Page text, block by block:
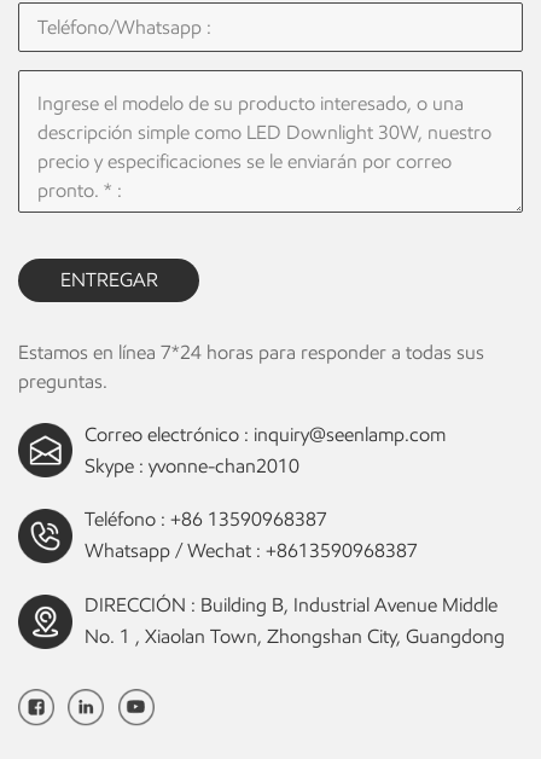
ENTREGAR
Estamos en línea 7*24 horas para responder a todas sus
preguntas.
Correo electrónico : inquiry@seenlamp.com
Skype : yvonne-chan2010
Teléfono : +86 13590968387
Whatsapp / Wechat : +8613590968387
DIRECCIÓN : Building B, Industrial Avenue Middle
No. 1 , Xiaolan Town, Zhongshan City, Guangdong